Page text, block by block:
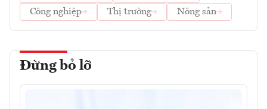
Công nghiệp
Thị trường Nông sản
Đừng bỏ lỡ